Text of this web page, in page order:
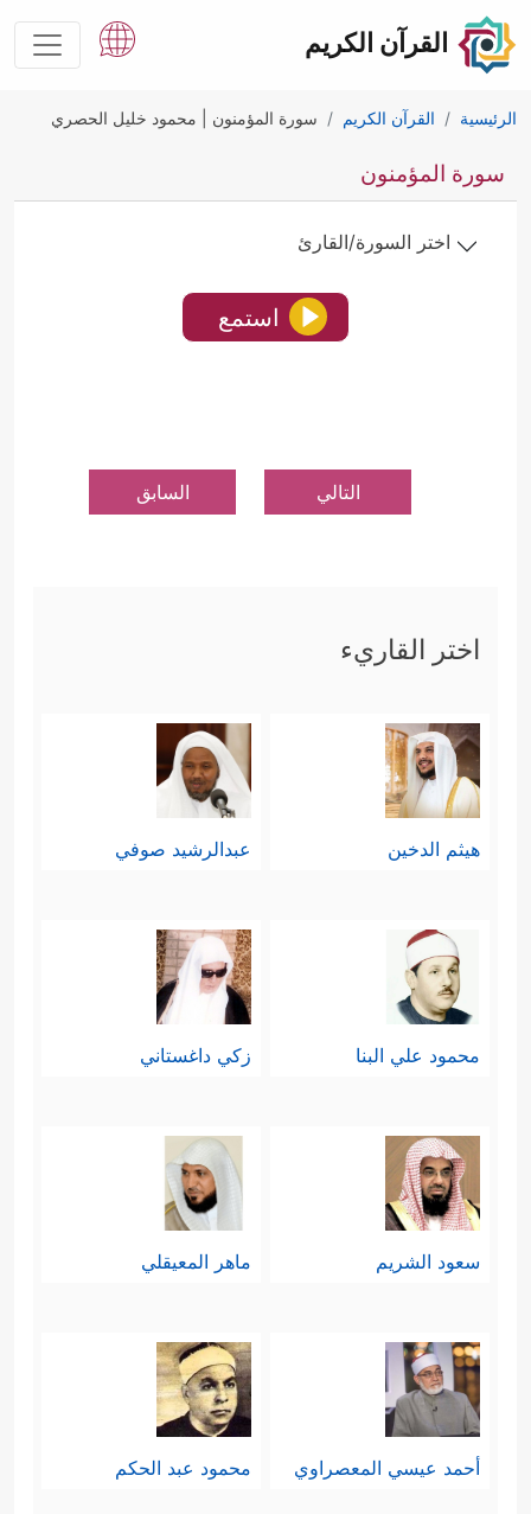
القرآن الكريم
الرئيسية القرآن الكريم سورة المؤمنون | محمود خليل الحصري
سورة المؤمنون
اختر السورة/القارئ
استمع
التالي السابق
اختر القاريء
هيثم الدخين عبدالرشيد صوفي
محمود علي البنا زكي داغستاني
سعود الشريم ماهر المعيقلي
أحمد عيسي المعصراوي محمود عبد الحكم